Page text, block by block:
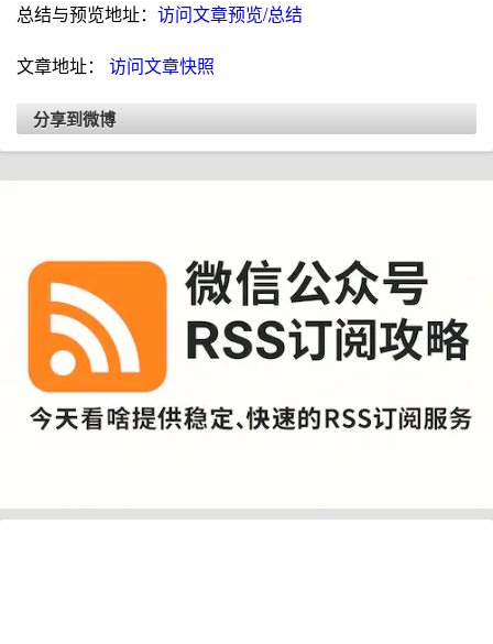
总结与预览地址： 访问文章预览/总结
文章地址： 访问文章快照
分享到微博